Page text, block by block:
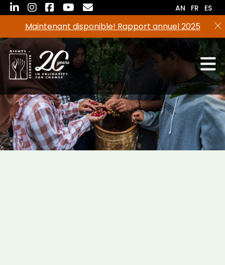
Aller
au
contenuMaintenant disponible! Rapport annuel 2025
AN FR ES